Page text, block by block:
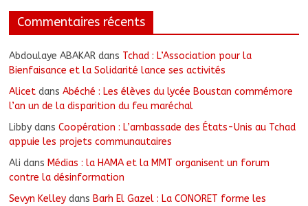
Commentaires récents
Abdoulaye ABAKAR dans Tchad : L’Association pour la
Bienfaisance et la Solidarité lance ses activités
Alicet dansAbéché : Les élèves du lycée Boustan commémore
l’an un de la disparition du feu maréchal
Libby dansCoopération : L’ambassade des États-Unis au Tchad
appuie les projets communautaires
Ali dans Médias : la HAMA et la MMT organisent un forum
contre la désinformation
Sevyn Kelley dans Barh El Gazel : La CONORET forme les